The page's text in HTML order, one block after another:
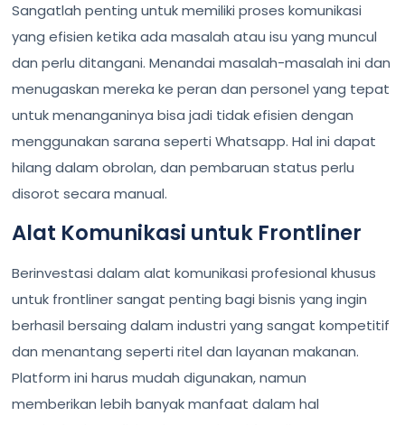
Sangatlah penting untuk memiliki proses komunikasi
yang efisien ketika ada masalah atau isu yang muncul
dan perlu ditangani. Menandai masalah-masalah ini dan
menugaskan mereka ke peran dan personel yang tepat
untuk menanganinya bisa jadi tidak efisien dengan
menggunakan sarana seperti Whatsapp. Hal ini dapat
hilang dalam obrolan, dan pembaruan status perlu
disorot secara manual.
Alat Komunikasi untuk Frontliner
Berinvestasi dalam alat komunikasi profesional khusus
untuk frontliner sangat penting bagi bisnis yang ingin
berhasil bersaing dalam industri yang sangat kompetitif
dan menantang seperti ritel dan layanan makanan.
Platform ini harus mudah digunakan, namun
memberikan lebih banyak manfaat dalam hal